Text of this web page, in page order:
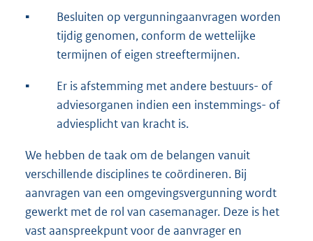
▪
Besluiten op vergunningaanvragen worden
tijdig genomen, conform de wettelijke
termijnen of eigen streeftermijnen.
▪
Er is afstemming met andere bestuurs- of
adviesorganen indien een instemmings- of
adviesplicht van kracht is.
We hebben de taak om de belangen vanuit
verschillende disciplines te coördineren. Bij
aanvragen van een omgevingsvergunning wordt
gewerkt met de rol van casemanager. Deze is het
vast aanspreekpunt voor de aanvrager en